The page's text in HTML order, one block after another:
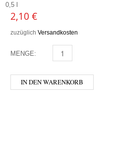
0,5 l
2,10 €
zuzüglich Versandkosten
MENGE: FLORA POWER MENGE
IN DEN WARENKORB